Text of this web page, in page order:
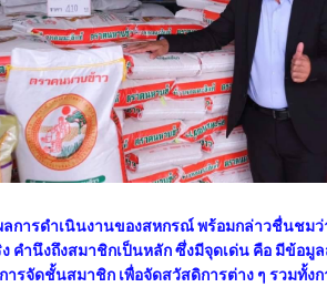
ลการดำเนินงานของสหกรณ์ พร้อมกล่าวชื่นช
คำนึงถึงสมาชิกเป็นหลัก ซึ่งมีจุดเด่น คือ มีข้อมู
รจัดชั้นสมาชิก เพื่อจัดสวัสดิการต่าง ๆ รวมทั้ง